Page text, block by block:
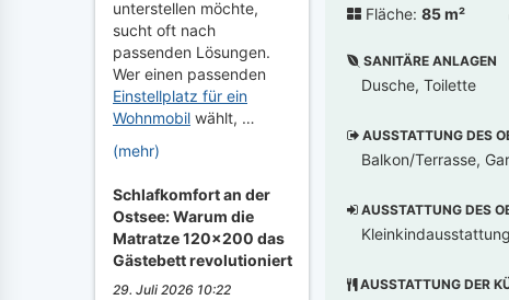
unterstellen möchte,
sucht oft nach
passenden Lösungen.
Wer einen passenden
Einstellplatz für ein
Wohnmobil wählt, …
(mehr)
Schlafkomfort an der
Ostsee: Warum die
Matratze 120x200 das
Gästebett revolutioniert
29. Juli 2026 10:22
Fläche: 85 m²
SANITÄRE ANLAGEN
Dusche, Toilette
AUSSTATTUNG DES
Balkon/Terrasse,
AUSSTATTUNG DES
AUSSTATTUNG DER